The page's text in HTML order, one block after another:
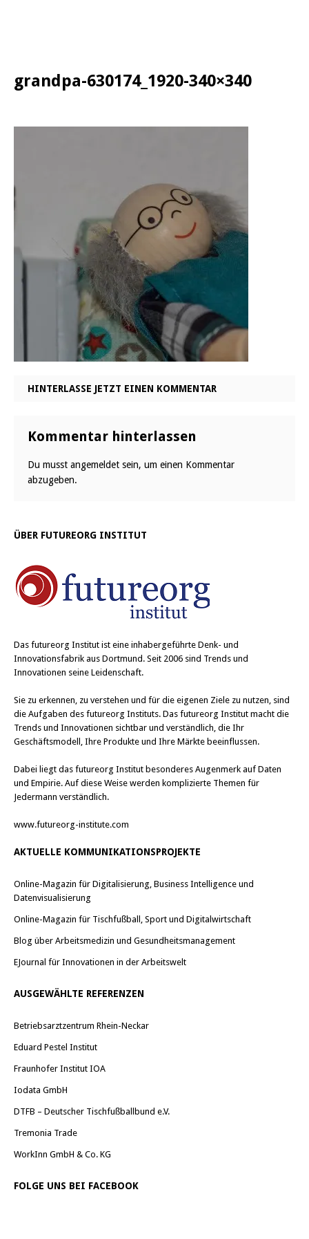
grandpa-630174_1920-340×340
HINTERLASSE JETZT EINEN KOMMENTAR
Kommentar hinterlassen
Du musst angemeldet sein, um einen Kommentar
abzugeben.
ÜBER FUTUREORG INSTITUT
Das futureorg Institut ist eine inhabergeführte Denk- und
Innovationsfabrik aus Dortmund. Seit 2006 sind Trends und
Innovationen seine Leidenschaft.
Sie zu erkennen, zu verstehen und für die eigenen Ziele zu nutzen, sind
die Aufgaben des futureorg Instituts. Das futureorg Institut macht die
Trends und Innovationen sichtbar und verständlich, die Ihr
Geschäftsmodell, Ihre Produkte und Ihre Märkte beeinflussen.
Dabei liegt das futureorg Institut besonderes Augenmerk auf Daten
und Empirie. Auf diese Weise werden komplizierte Themen für
Jedermann verständlich.
www.futureorg-institute.com
AKTUELLE KOMMUNIKATIONSPROJEKTE
Online-Magazin für Digitalisierung, Business Intelligence und
Datenvisualisierung
Online-Magazin für Tischfußball, Sport und Digitalwirtschaft
Blog über Arbeitsmedizin und Gesundheitsmanagement
EJournal für Innovationen in der Arbeitswelt
AUSGEWÄHLTE REFERENZEN
Betriebsarztzentrum Rhein-Neckar
Eduard Pestel Institut
Fraunhofer Institut IOA
Iodata GmbH
DTFB – Deutscher Tischfußballbund e.V.
Tremonia Trade
WorkInn GmbH & Co. KG
FOLGE UNS BEI FACEBOOK